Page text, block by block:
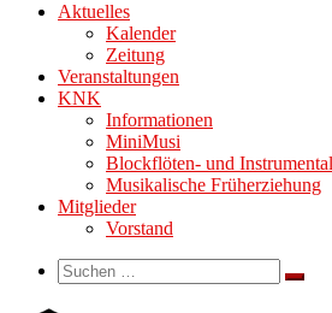
Aktuelles
Kalender
Zeitung
Veranstaltungen
KNK
Informationen
MiniMusi
Blockflöten- und
Musikalische Früherziehung
Mitglieder
Vorstand
Search
Suche